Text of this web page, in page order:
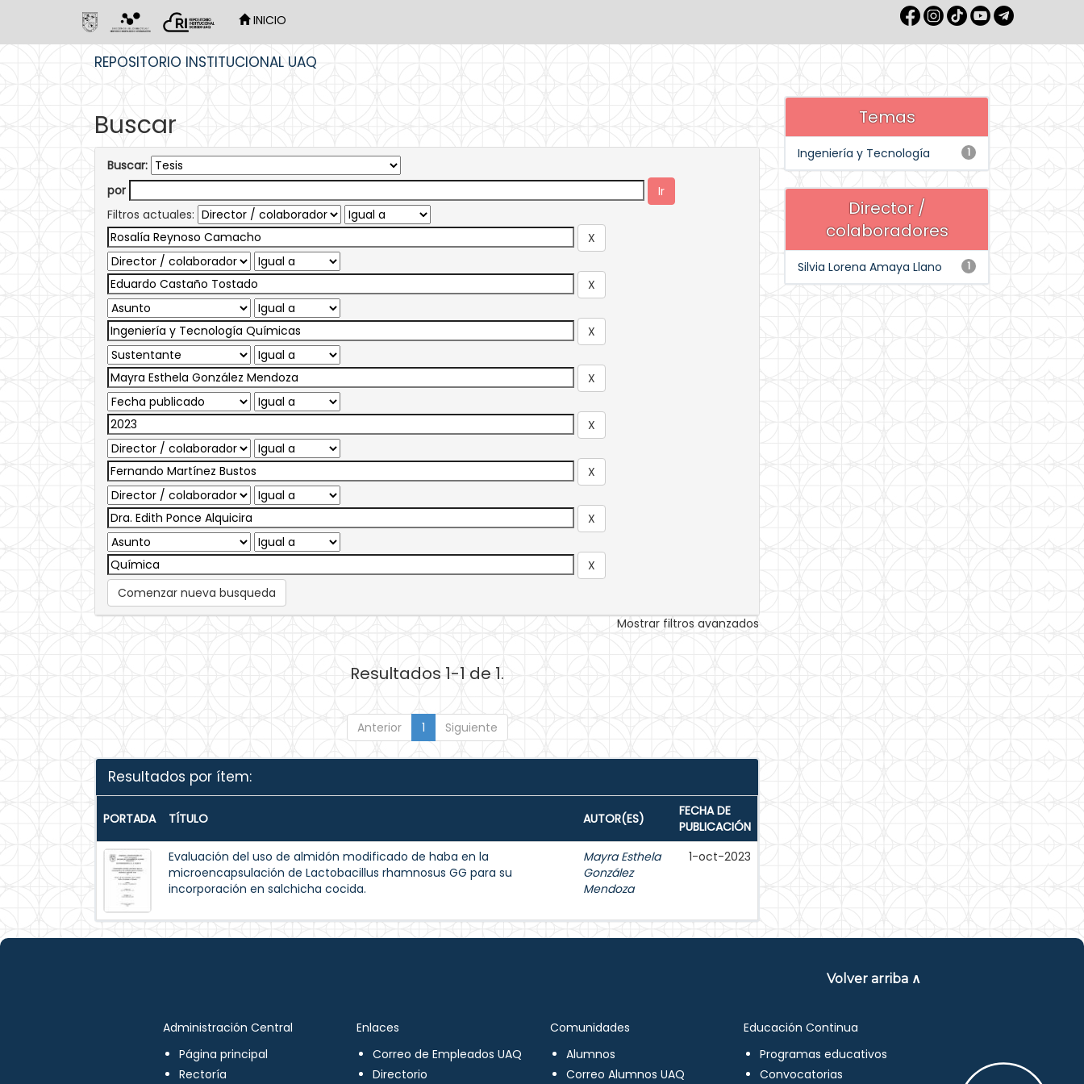
INICIO
REPOSITORIO INSTITUCIONAL UAQ
Buscar
Buscar:
por
Filtros actuales:
Comenzar nueva busqueda
Mostrar filtros avanzados
Resultados 1-1 de 1.
Anterior 1 Siguiente
Resultados por ítem:
PORTADA TÍTULO AUTOR(ES)
FECHA DE
PUBLICACIÓN
Evaluación del uso de almidón modificado de haba en la
microencapsulación de Lactobacillus rhamnosus GG para su
incorporación en salchicha cocida.
Mayra Esthela
González
Mendoza
1-oct-2023
Temas
1
Ingeniería y Tecnología
Director /
colaboradores
1
Silvia Lorena Amaya Llano
Volver arriba ∧
Administración Central
Página principal
Rectoría
Enlaces
Correo de Empleados UAQ
Directorio
Comunidades
Alumnos
Correo Alumnos UAQ
Educación Continua
Programas educativos
Convocatorias